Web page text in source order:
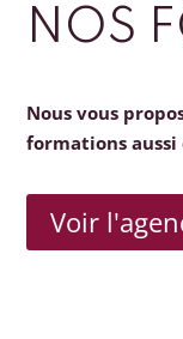
NOS
Nous vous
formations aussi
Voir